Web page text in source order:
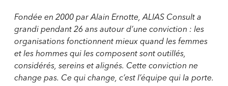
Fondée en 2000 par Alain Ernotte, ALIAS Consult a
grandi pendant 26 ans autour d’une conviction : les
organisations fonctionnent mieux quand les femmes
et les hommes qui les composent sont outillés,
considérés, sereins et alignés. Cette conviction ne
change pas. Ce qui change, c’est l’équipe qui la porte.